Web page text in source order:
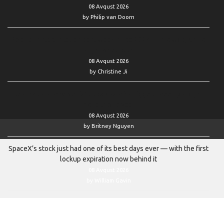
08 Avqust 2026
by Philip van Doorn
08 Avqust 2026
by Christine Ji
08 Avqust 2026
by Britney Nguyen
SpaceX’s stock just had one of its best days ever — with the first
lockup expiration now behind it